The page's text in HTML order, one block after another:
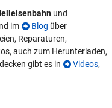
und
im Blog über
Reparaturen,
auch zum Herunterladen,
gibt es in Videos,